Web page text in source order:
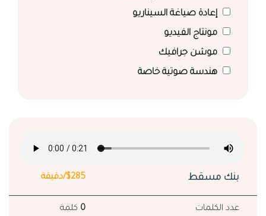
إعادة صياغة السيناريو
مونتاج الفيديو
موشن جرافيك
هندسة صوتية خاصة
بنك مسقط $285/دقيقة
عدد الكلمات 0 كلمة